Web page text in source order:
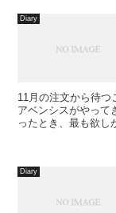
Diary
11月の注文から待つ
アベンシスがやってきました。 TOYOTA
ったとき、最も欲し
Diary